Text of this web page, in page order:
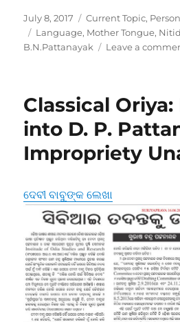
Posted
on
July 8, 2017 Categories
Current Topic,
Tags
Language, Mother Tongue,
B.N.Pattanayak
Leave a
Classical
into D. P.
Impropriety
ଦେବୀ ବାବୁଙ୍କ ଲେଖା